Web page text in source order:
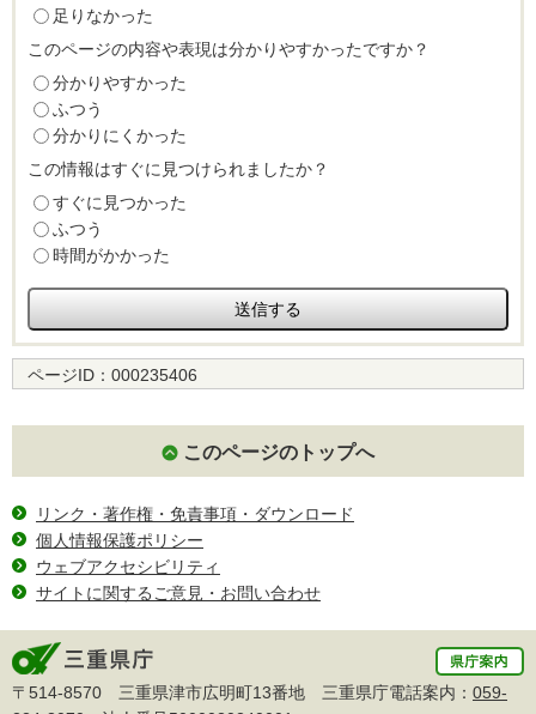
足りなかった
このページの内容や表現は分かりやすかったですか？
分かりやすかった
ふつう
分かりにくかった
この情報はすぐに見つけられましたか？
すぐに見つかった
ふつう
時間がかかった
ページID： 000235406
このページのトップへ
リンク・著作権・免責事項・ダウンロード
個人情報保護ポリシー
ウェブアクセシビリティ
サイトに関するご意見・お問い合わせ
〒514-8570 三重県津市広明町13番地 三重県庁電話案内： 059-